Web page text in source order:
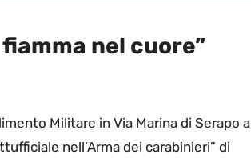
nel cuore”
Militare in Via Marina di Serapo a
nell’Arma dei carabinieri” di